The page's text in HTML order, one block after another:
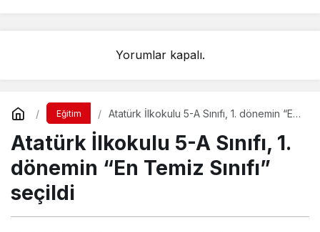
Yorumlar kapalı.
Eğitim
Atatürk İlkokulu 5-A Sınıfı, 1. dönemin “En
Atatürk İlkokulu 5-A Sınıfı, 1.
dönemin “En Temiz Sınıfı”
seçildi